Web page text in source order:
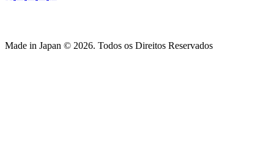
Made in Japan © 2026. Todos os Direitos Reservados